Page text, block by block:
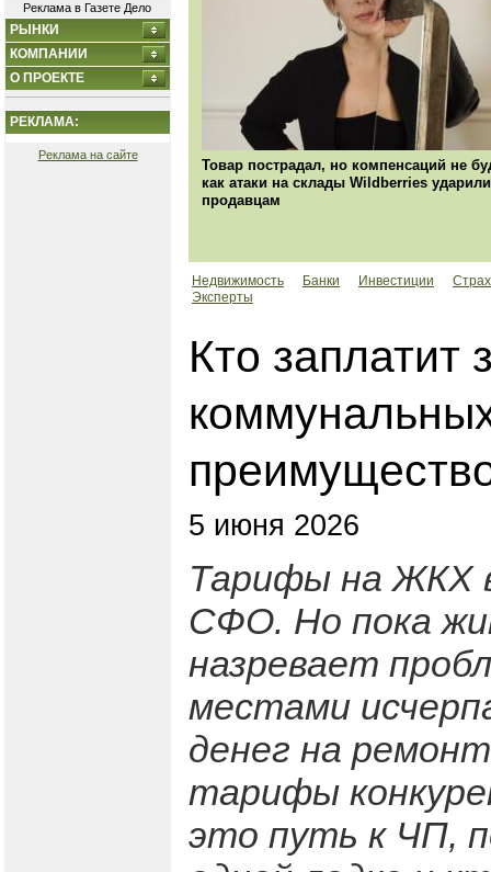
Реклама в Газете Дело
РЫНКИ
КОМПАНИИ
О ПРОЕКТЕ
РЕКЛАМА:
Реклама на сайте
Товар пострадал, но компенсаций не
как атаки на склады Wildberries
продавцам
Недвижимость Банки Инвестиции
Эксперты
Кто заплатит
5 июня 2026
Тарифы на ЖКХ
СФО. Но пока
назревает
местами
денег на
тарифы
это путь к ЧП,